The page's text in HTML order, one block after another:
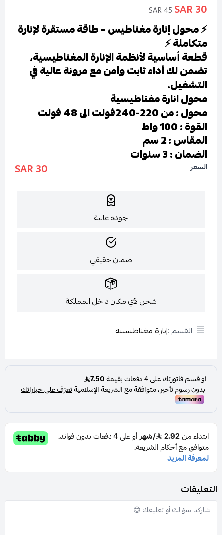
30 SAR
45 SAR
⚡ محول إنارة مغناطيس – طاقة مستقرة لإنارة
متكاملة ⚡
قطعة أساسية لأنظمة الإنارة المغناطيسية،
تضمن لك أداء ثابت وآمن مع مرونة عالية في
التشغيل.
محول انارة مغناطيسية
محول : من 220-240فولت الى 48 فولت
القوة : 100 واط
المقاس : 2 سم
الضمان : 3 سنوات
السعر 30 SAR
جودة عالية
ضمان حقيقي
شحن لأي مكان داخل المملكة
القسم : إنارة مغناطيسية
التعليقات